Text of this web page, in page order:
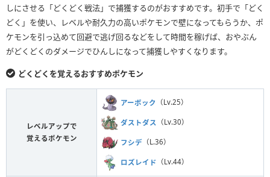
しにさせる「どくどく戦法」で捕獲するのがおすすめです。初手で「どく
どく」を使い、レベルや耐久力の高いポケモンで壁になってもらうか、ポ
ケモンを引っ込めて回避で逃げ回るなどをして時間を稼げば、おやぶん
がどくどくのダメージでひんしになって捕獲しやすくなります。
どくどくを覚えるおすすめポケモン
レベルアップで
覚えるポケモン
アーボック （Lv.25）
ダストダス （Lv.30）
フシデ （L.36）
ロズレイド （Lv.44）